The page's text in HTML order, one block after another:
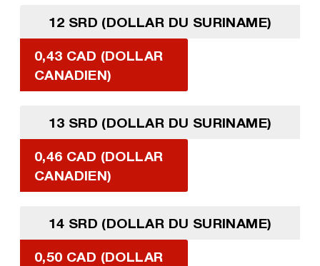
12 SRD (DOLLAR DU SURINAME)
0,43 CAD (DOLLAR
CANADIEN)
13 SRD (DOLLAR DU SURINAME)
0,46 CAD (DOLLAR
CANADIEN)
14 SRD (DOLLAR DU SURINAME)
0,50 CAD (DOLLAR